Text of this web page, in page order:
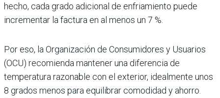
hecho, cada grado adicional de enfriamiento puede
incrementar la factura en al menos un 7 %.
Por eso, la Organización de Consumidores y Usuarios
(OCU) recomienda mantener una diferencia de
temperatura razonable con el exterior, idealmente unos
8 grados menos para equilibrar comodidad y ahorro.